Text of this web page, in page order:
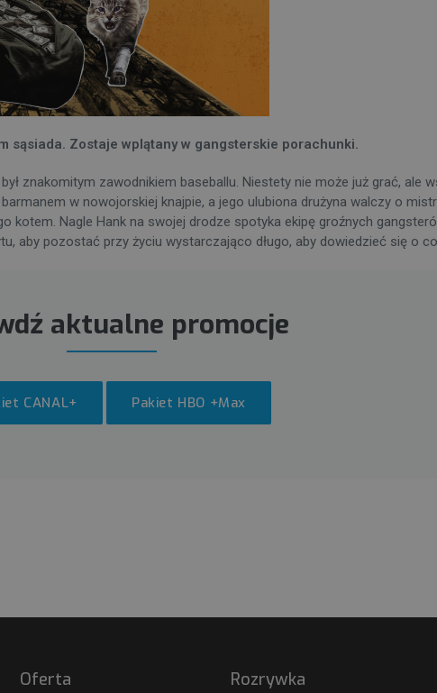
sąsiada. Zostaje wplątany w gangsterskie porachunki.
znakomitym zawodnikiem baseballu. Niestety nie może już grać, ale
w nowojorskiej knajpie, a jego ulubiona drużyna walczy o
kotem. Nagle Hank na swojej drodze spotyka ekipę groźnych
aby pozostać przy życiu wystarczająco długo, aby dowiedzieć się o
aktualne promocje
CANAL+ Pakiet HBO +Max
Oferta Rozrywka